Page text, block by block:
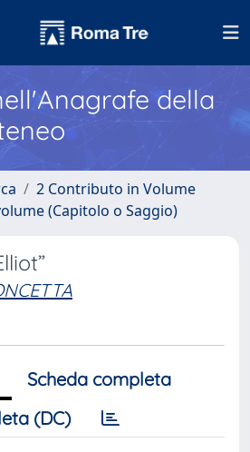
della
2 Contributo in Volume
(Capitolo o Saggio)
Scheda completa
(DC)